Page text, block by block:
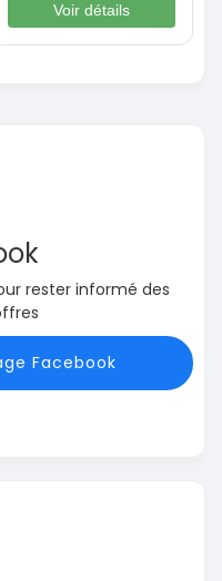
Voir détails
rester informé des
Facebook